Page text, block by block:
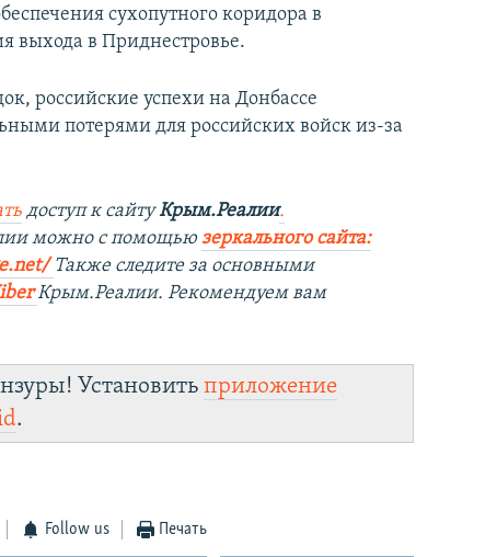
сухопутного коридора в
выхода в Приднестровье.
российские успехи на Донбассе
потерями для российских войск из-за
доступ к сайтуКрым.Реалии.
можно с помощьюзеркального сайта:
Также следите за основными
Крым.Реалии. Рекомендуем вам
Установитьприложение
.
Follow us Печать